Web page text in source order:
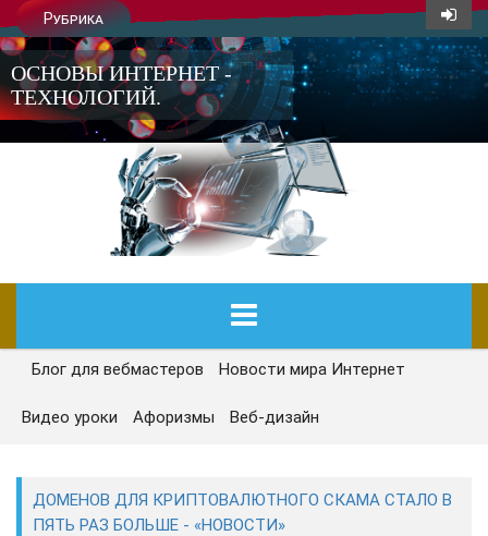
Рубрика
ОСНОВЫ ИНТЕРНЕТ -
ТЕХНОЛОГИЙ.
ГЛАВНАЯ
СЕГОДНЯ
Блог для вебмастеров Новости мира Интернет
Видео уроки Афоризмы Веб-дизайн
ДОМЕНОВ ДЛЯ КРИПТОВАЛЮТНОГО СКАМА СТАЛО В
ПЯТЬ РАЗ БОЛЬШЕ - «НОВОСТИ»